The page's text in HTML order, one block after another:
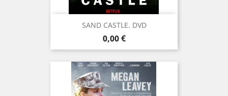
SAND CASTLE. DVD
Prix
0,00 €